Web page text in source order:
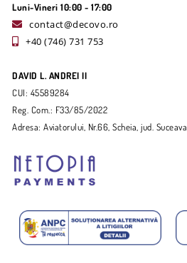
Luni-Vineri 10:00 - 17:00
contact@decovo.ro
+40 (746) 731 753
DAVID L. ANDREI II
CUI: 45589284
Reg. Com.: F33/85/2022
Adresa: Aviatorului, Nr.66, Scheia, jud. Suceava